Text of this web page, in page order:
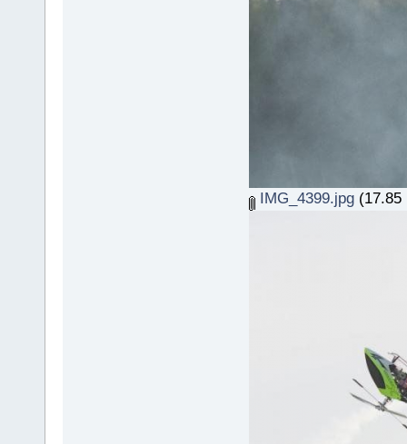
IMG_4399.jpg(17.85